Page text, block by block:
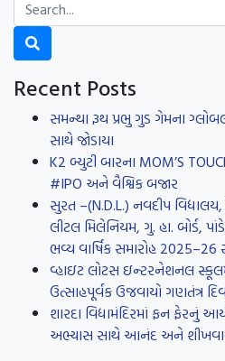
Recent Posts
સમન્થા રૂથ પ્રભુ ગુડ ગેમના
સાથે જોડાયા
K2 બ્યુટી બારના MOM’S
#IPO અને વૈશ્વિક બજાર
સુરત –(N.D.L.) નવદીપ
લીટલ મિલેનિયમ, ગુ. હા. બોર્ડ,
ભવ્ય વાર્ષિક સમારોહ
વ્હાઇટ લોટસ ઇન્ટરનેશનલ
ઉત્સાહપૂર્વક ઉજવાયો ગણતંત્ર
શારદા વિદ્યામંદિરમાં ફન ફેરનું
અભ્યાસ સાથે આનંદ અને